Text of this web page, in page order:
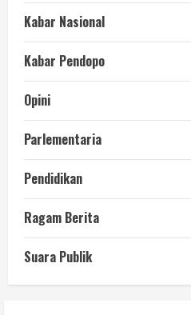
Kabar Nasional
Kabar Pendopo
Opini
Parlementaria
Pendidikan
Ragam Berita
Suara Publik